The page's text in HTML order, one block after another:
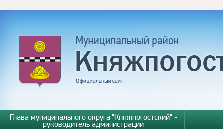
Глава муниципального округа "Княжпогостский" -
руководитель администрации